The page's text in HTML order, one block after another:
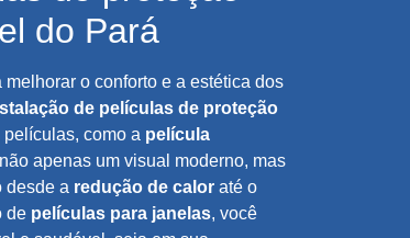
do Pará
o conforto e a estética dos
de películas de proteção
como a película
apenas um visual moderno, mas
desde a redução de calor até o
de películas para janelas, você